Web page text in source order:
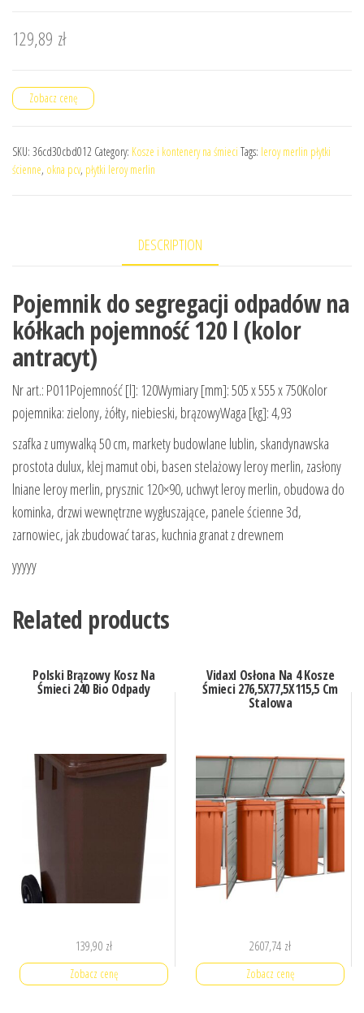
129,89 zł
Zobacz cenę
SKU: 36cd30cbd012 Category: Kosze i kontenery na śmieci Tags: leroy merlin płytki
ścienne, okna pcv, płytki leroy merlin
DESCRIPTION
Pojemnik do segregacji odpadów na
kółkach pojemność 120 l (kolor
antracyt)
Nr art.: P011Pojemność [l]: 120Wymiary [mm]: 505 x 555 x 750Kolor
pojemnika: zielony, żółty, niebieski, brązowyWaga [kg]: 4,93
szafka z umywalką 50 cm, markety budowlane lublin, skandynawska
prostota dulux, klej mamut obi, basen stelażowy leroy merlin, zasłony
lniane leroy merlin, prysznic 120×90, uchwyt leroy merlin, obudowa do
kominka, drzwi wewnętrzne wygłuszające, panele ścienne 3d,
zarnowiec, jak zbudować taras, kuchnia granat z drewnem
yyyyy
Related products
Polski Brązowy Kosz Na
Śmieci 240 Bio Odpady
139,90 zł
Zobacz cenę
Vidaxl Osłona Na 4 Kosze
Śmieci 276,5X77,5X115,5 Cm
Stalowa
2607,74 zł
Zobacz cenę